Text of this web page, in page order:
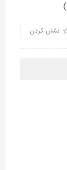
نشان کردن